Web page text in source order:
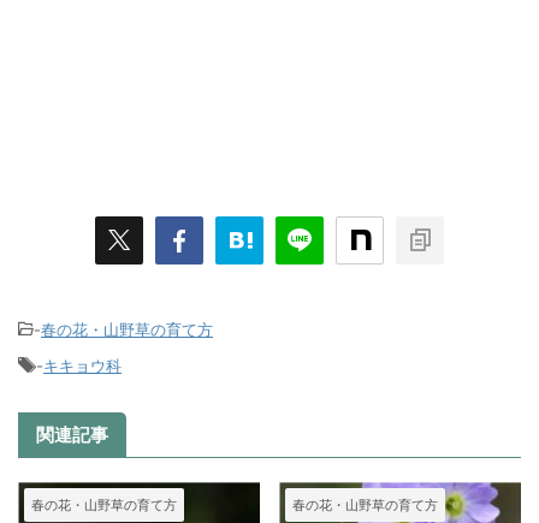
-春の花・山野草の育て方
-キキョウ科
関連記事
春の花・山野草の育て方 春の花・山野草の育て方